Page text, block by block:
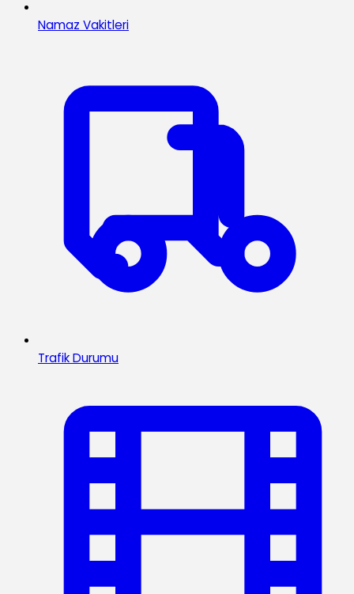
Namaz Vakitleri
Trafik Durumu